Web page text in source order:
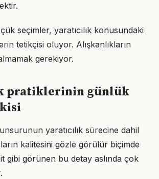
seçimler, yaratıcılık konusundaki
tetikçisi oluyor. Alışkanlıkların
gerekiyor.
pratiklerinin günlük
yaratıcılık sürecine dahil
kalitesini gözle görülür biçimde
gibi görünen bu detay aslında çok